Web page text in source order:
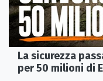
La sicurezza
per 50 milioni di